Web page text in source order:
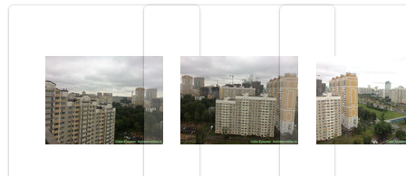
11 Октября 2017
Август 2017
admin
11 Октября 2017
Август 2017
admin
11 Октября
Август 2017
admin